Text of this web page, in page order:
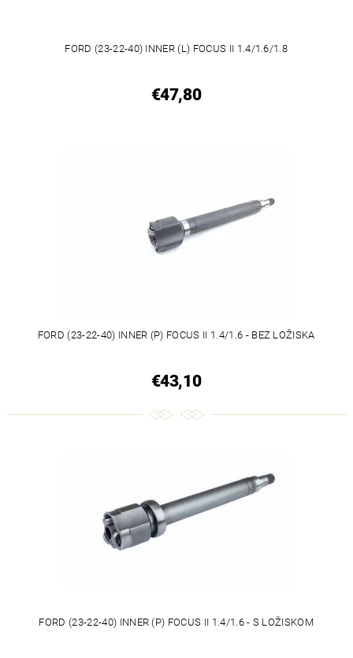
FORD (23-22-40) INNER (L) FOCUS II 1.4/1.6/1.8
€47,80
FORD (23-22-40) INNER (P) FOCUS II 1.4/1.6 - BEZ LOŽISKA
€43,10
FORD (23-22-40) INNER (P) FOCUS II 1.4/1.6 - S LOŽISKOM